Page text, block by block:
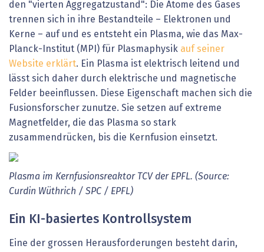
den "vierten Aggregatzustand": Die Atome des Gases
trennen sich in ihre Bestandteile – Elektronen und
Kerne – auf und es entsteht ein Plasma, wie das Max-
Planck-Institut (MPI) für Plasmaphysik auf seiner
Website erklärt. Ein Plasma ist elektrisch leitend und
lässt sich daher durch elektrische und magnetische
Felder beeinflussen. Diese Eigenschaft machen sich die
Fusionsforscher zunutze. Sie setzen auf extreme
Magnetfelder, die das Plasma so stark
zusammendrücken, bis die Kernfusion einsetzt.
Plasma im Kernfusionsreaktor TCV der EPFL. (Source:
Curdin Wüthrich / SPC / EPFL)
Ein KI-basiertes Kontrollsystem
Eine der grossen Herausforderungen besteht darin,